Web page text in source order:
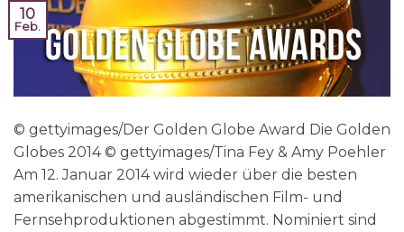
10
Feb.
© gettyimages/Der Golden Globe Award Die Golden
Globes 2014 © gettyimages/Tina Fey & Amy Poehler
Am 12. Januar 2014 wird wieder über die besten
amerikanischen und ausländischen Film- und
Fernsehproduktionen abgestimmt. Nominiert sind